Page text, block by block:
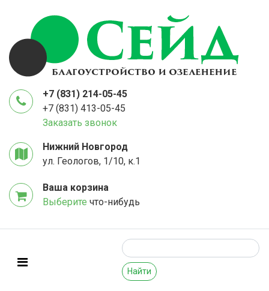
+7 (831) 214-05-45
+7 (831) 413-05-45
Заказать звонок
Нижний Новгород
ул. Геологов, 1/10, к.1
Ваша корзина
Выберите что-нибудь
Найти